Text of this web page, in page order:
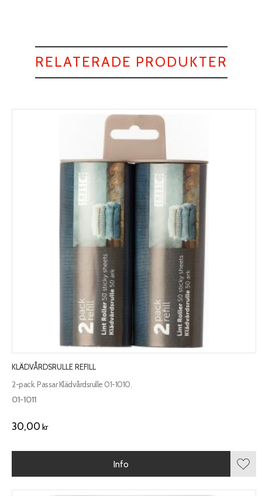
RELATERADE PRODUKTER
KLÄDVÅRDSRULLE REFILL
2-pack. Passar Klädvårdsrulle 01-1010.
01-1011
30,00 kr
Info